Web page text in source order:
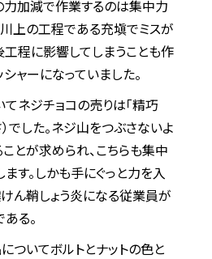
力加減で作業するのは集中力
上の工程である充塡でミスが
程に影響してしまうことも作
ャーになっていました。
ネジチョコの売りは「精巧
）でした。ネジ山をつぶさないよ
とが求められ、こちらも集中
す。しかも手にぐっと力を入
ん鞘しょう炎になる従業員が
る。
ついてボルトとナットの色と